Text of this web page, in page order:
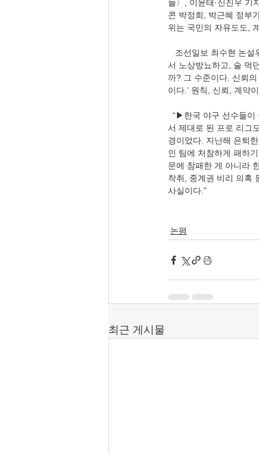
들〉, 이윤태·신진우 기
콘 박정희, 박근혜 정부
위는 국민의 자유도도,
서 노상방뇨하고, 술 먹
까? 그 수준이다. 신뢰
이다.’ 원칙, 신뢰, 계약
서 제대로 된 프로 리그
경이었다. 지난해 은퇴
인 팀에 처참하게 패하
문에 참패한 게 아니라
착취, 중계권 비리 의혹
사실이다.”
논평
최근 게시물